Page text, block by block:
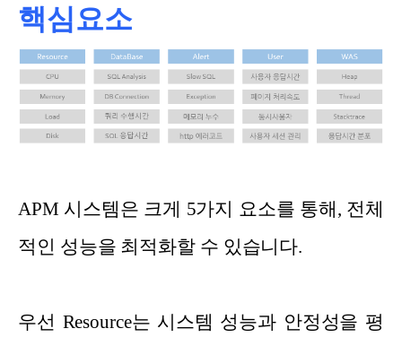
핵심요소
APM 시스템은 크게 5가지 요소를 통해, 전체
적인 성능을 최적화할 수 있습니다.
우선 Resource는 시스템 성능과 안정성을 평